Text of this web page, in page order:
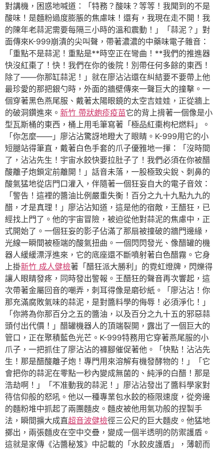
對講機，困惑地喊道：「特務？酸味？等等！我聞到的不是
酸味！是麵粉過度膨脹的焦慮味！還有，我現在走不開！我
的陳年老蒜泥需要每隔三小時的溫和震動！」「蒜泥？」對
面傳來K-999崩潰的尖叫聲，帶著濃濃的中藥味電子雜音：
「重點不是蒜泥！重點是**時空正在彎曲！**我們的推進器
快沒紅棗了！快！我們在你的後院！別帶任何多餘的東西！
除了——你那缸蒜泥！」就在廖沾沾還在糾結要不要帶上他
最珍愛的那把銀勺時，外面的牆壁傳來一聲巨大的撞擊。一
個穿著黑色燕尾服、戴著太陽眼鏡的太空吉娃娃，正從牆上
的破洞鑽進來。 新竹 帶狀皰疹疫苗它的背上揹著一個像是小
型瓦斯桶的東西，桶上用毛筆寫著「極品紅棗枸杞燃料」。
「你怎麼——」廖沾沾驚訝地瞪大了眼睛。K-999用它的小
短腿站得筆直，戴著白色手套的爪子優雅地一揮：「沒時間
了，沾沾先生！宇宙水餃快要拉肚子了！我們必須在你被醋
酸離子炮鎖定前離開！」話音未落，一股極致尖銳、刺鼻的
酸氣猛地從店門口灌入，伴隨著一個狂妄自大的電子音效：
「警告！這裡的醬油比例嚴重失衡！百分之九十九點九九的
醋，才是真理！」廖沾沾知道，這是他的宿敵，王醋狂，已
經找上門了。他的宇宙冒險，被迫從他對蒜泥的焦慮中，正
式開始了。一個狂妄的影子佔滿了那扇被撞破的牆門邊緣，
光線一瞬間被極端的酸氣扭曲。一個閃閃發光、像醋罐的機
器人緩緩漂浮進來，它的底座還不斷噴射著白色醋霧。它身
上掛新竹 成人健檢著「醋狂派大勝利」的霓虹燈牌，閃爍得
讓人眼睛發疼，同時發出警報。王醋狂的聲音再次響起，這
次帶著金屬回音的嘲弄，刺耳得像是磨砂紙。「廖沾沾！你
那充滿腐敗氣味的蒜泥，是對醬料學的侮辱！必須淨化！」
「你將為你那百分之五的醬油，以及百分之九十五的邪惡蒜
頭付出代價！」醋罐機器人的頂端裂開，露出了一個巨大的
管口，正在聚積藍色光芒。K-999特務用它穿著燕尾服的小
爪子，一把抓住了廖沾沾的褲腳催促著他。「快點！沾沾先
生！那是醋酸離子炮！專門用來溶解有機發酵物的！」「它
會把你的蒜泥在零點一秒內變成無菌的、純淨的白醋！那是
浩劫啊！」「不准動我的蒜泥！」廖沾沾發出了醬料學家對
待信仰般的怒吼。他以一種專業包水餃的極限速度，從旁邊
的麵粉堆中抓起了兩團麵皮。麵皮被他用氣功般的捏製手
法，瞬間擴大成直超音波健檢徑三公尺的巨大麵皮。他猛地
擲出，兩張麵皮在空中交疊，變成一個半透明的防禦護盾。
這就是家傳《沾醬秘笈》中記載的「水餃皮護盾」，薄韌而